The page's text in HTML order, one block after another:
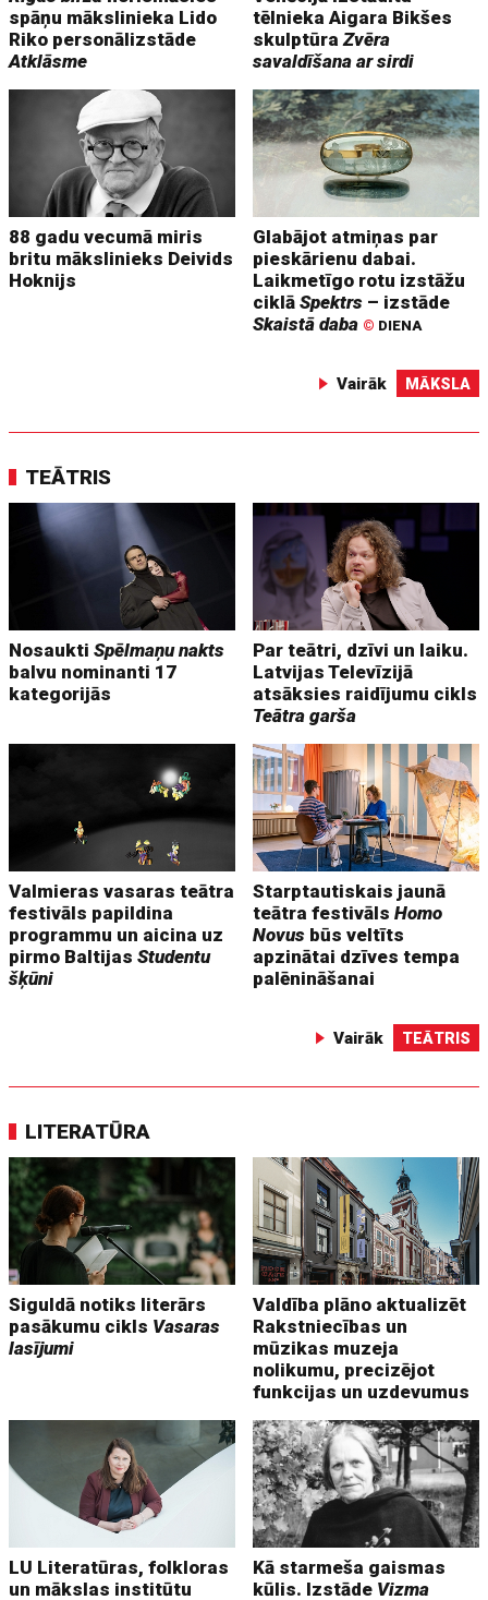
spāņu mākslinieka Lido
Riko personālizstāde
Atklāsme
tēlnieka Aigara Bikšes
skulptūraZvēra
savaldīšana ar sirdi
88 gadu vecumā miris
britu mākslinieks Deivids
Hoknijs
Glabājot atmiņas par
pieskārienu dabai.
Laikmetīgo rotu izstāžu
ciklāSpektrs – izstāde
Skaistā daba © DIENA
Vairāk MĀKSLA
TEĀTRIS
NosauktiSpēlmaņu nakts
balvu nominanti 17
kategorijās
Par teātri, dzīvi un laiku.
Latvijas Televīzijā
atsāksies raidījumu cikls
Teātra garša
Valmieras vasaras teātra
festivāls papildina
programmu un aicina uz
pirmo BaltijasStudentu
šķūni
Starptautiskais jaunā
teātra festivālsHomo
Novus būs veltīts
apzinātai dzīves tempa
palēnināšanai
Vairāk TEĀTRIS
LITERATŪRA
Siguldā notiks literārs
pasākumu cikls Vasaras
lasījumi
Valdība plāno aktualizēt
Rakstniecības un
mūzikas muzeja
nolikumu, precizējot
funkcijas un uzdevumus
LU Literatūras, folkloras
un mākslas institūtu
Kā starmeša gaismas
kūlis. Izstāde Vizma